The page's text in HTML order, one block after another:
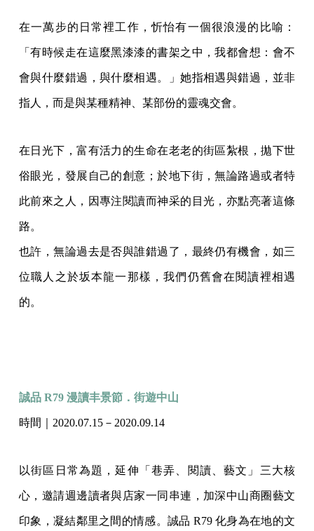
在一萬步的日常裡工作，忻怡有一個很浪漫的比喻：
「有時候走在這麼黑漆漆的書架之中，我都會想：會不
會與什麼錯過，與什麼相遇。」她指相遇與錯過，並非
指人，而是與某種精神、某部份的靈魂交會。
在日光下，富有活力的生命在老老的街區紮根，拋下世
俗眼光，發展自己的創意；於地下街，無論路過或者特
此前來之人，因專注閱讀而神采的目光，亦點亮著這條
路。
也許，無論過去是否與誰錯過了，最終仍有機會，如三
位職人之於坂本龍一那樣，我們仍舊會在閱讀裡相遇
的。
誠品 R79 漫讀丰景節．街遊中山
時間｜2020.07.15－2020.09.14
以街區日常為題，延伸「巷弄、閱讀、藝文」三大核
心，邀請週邊讀者與店家一同串連，加深中山商圈藝文
印象，凝結鄰里之間的情感。誠品 R79 化身為在地的文